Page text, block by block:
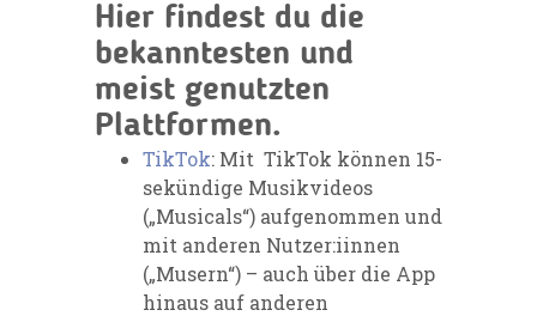
Hier findest du die
bekanntesten und
meist genutzten
Plattformen.
TikTok: Mit TikTok können 15-
sekündige Musikvideos
(„Musicals“) aufgenommen und
mit anderen Nutzer:iinnen
(„Musern“) – auch über die App
hinaus auf anderen